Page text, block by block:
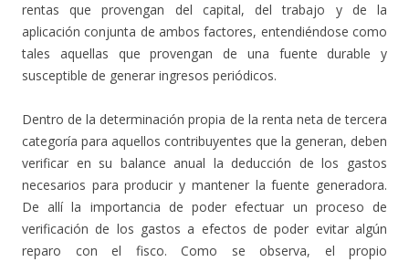
rentas que provengan del capital, del trabajo y de la
aplicación conjunta de ambos factores, entendiéndose como
tales aquellas que provengan de una fuente durable y
susceptible de generar ingresos periódicos.
Dentro de la determinación propia de la renta neta de tercera
categoría para aquellos contribuyentes que la generan, deben
verificar en su balance anual la deducción de los gastos
necesarios para producir y mantener la fuente generadora.
De allí la importancia de poder efectuar un proceso de
verificación de los gastos a efectos de poder evitar algún
reparo con el fisco. Como se observa, el propio